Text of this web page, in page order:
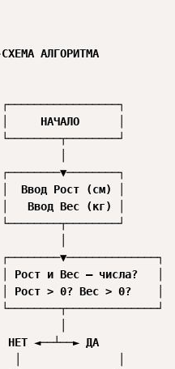
АЛГОРИТМА
НАЧАЛО      │
Ввод Рост (см) │
Ввод Вес (кг) │
Рост и Вес — числа?   │
Рост > 0? Вес > 0?    │
НЕТ ◄──┴──► ДА